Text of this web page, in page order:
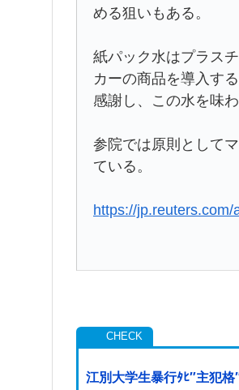
める狙いもある。
紙パック水はプラス
カーの商品を導入す
感謝し、この水を味
参院では原則として
ている。
https://
江別大学生暴行ﾀﾋ″主犯